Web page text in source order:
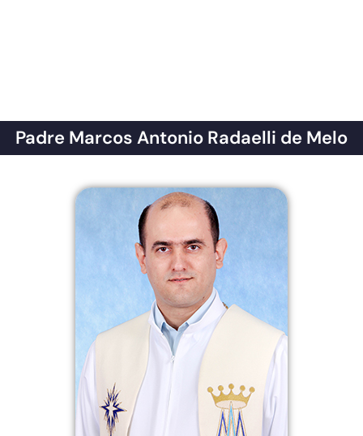
Padre Marcos Antonio Radaelli de Melo